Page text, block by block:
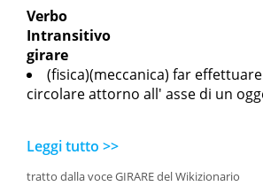
Verbo
Intransitivo
girare
(fisica)(meccanica) far
circolare attorno all' asse di un
Leggi tutto >>
tratto dalla voce GIRARE del Wikizionario